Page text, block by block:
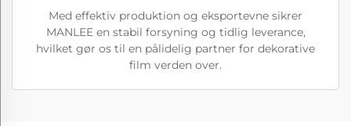
Med effektiv produktion og eksportevne sikrer
MANLEE en stabil forsyning og tidlig leverance,
hvilket gør os til en pålidelig partner for dekorative
film verden over.